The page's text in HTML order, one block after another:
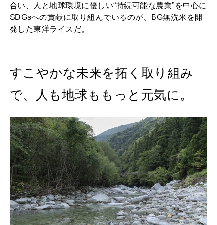
合い、人と地球環境に優しい“持続可能な農業”を中心に
SDGsへの貢献に取り組んでいるのが、BG無洗米を開
発した東洋ライスだ。
すこやかな未来を拓く取り組み
で、人も地球ももっと元気に。